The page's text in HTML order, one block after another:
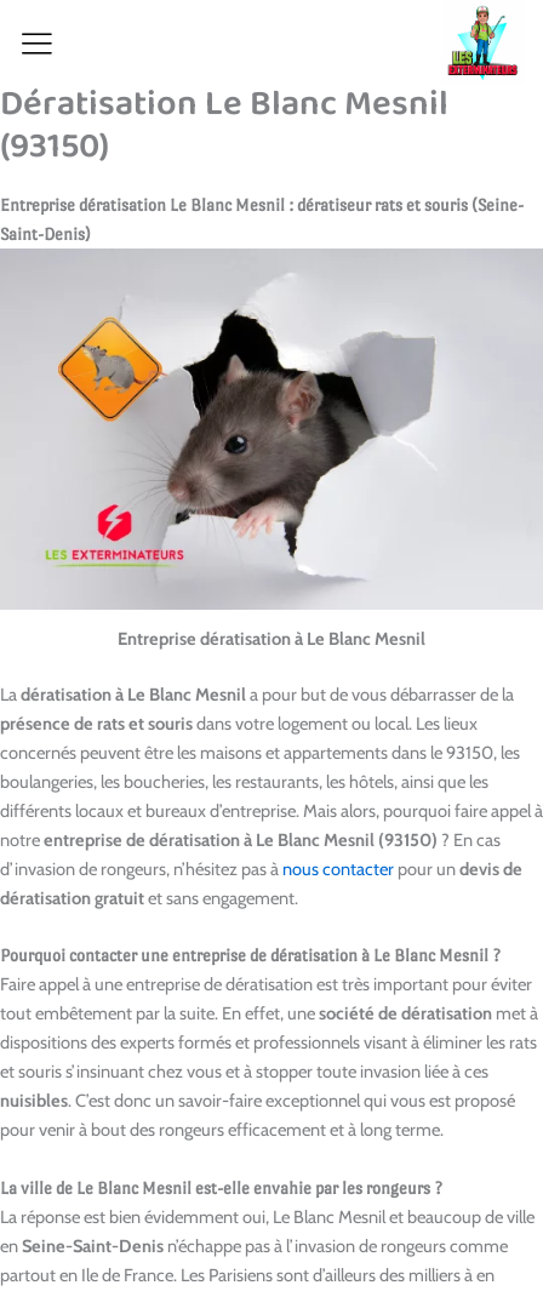
Dératisation Le Blanc Mesnil
(93150)
Entreprise dératisation Le Blanc Mesnil : dératiseur rats et souris (Seine-
Saint-Denis)
Entreprise dératisation à Le Blanc Mesnil
Ladératisation à Le Blanc Mesnila pour but de vous débarrasser de la
présence de rats et sourisdans votre logement ou local. Les lieux
concernés peuvent être les maisons et appartements dans le 93150, les
boulangeries, les boucheries, les restaurants, les hôtels, ainsi que les
différents locaux et bureaux d’entreprise. Mais alors, pourquoi faire appel à
notreentreprise de dératisation à Le Blanc Mesnil (93150) ? En cas
d’invasion de rongeurs, n’hésitez pas ànous contacter pour undevis de
dératisation gratuitet sans engagement.
Pourquoi contacter une entreprise de dératisation à Le Blanc Mesnil ?
Faire appel à une entreprise de dératisation est très important pour éviter
tout embêtement par la suite. En effet, unesociété de dératisation met à
dispositions des experts formés et professionnels visant à éliminer les rats
et souris s’insinuant chez vous et à stopper toute invasion liée à ces
nuisibles. C’est donc un savoir-faire exceptionnel qui vous est proposé
pour venir à bout des rongeurs efficacement et à long terme.
La ville de Le Blanc Mesnil est-elle envahie par les rongeurs ?
La réponse est bien évidemment oui, Le Blanc Mesnil et beaucoup de ville
enSeine-Saint-Denis n’échappe pas à l’invasion de rongeurs comme
partout en Ile de France. Les Parisiens sont d’ailleurs des milliers à en